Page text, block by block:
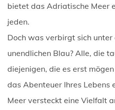
bietet das Adriatische Meer
jeden.
Doch was verbirgt sich unter
unendlichen Blau? Alle, die
diejenigen, die es erst
das Abenteuer Ihres Lebens
Meer versteckt eine Vielfalt